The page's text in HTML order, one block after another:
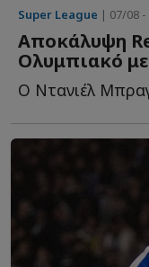
Super League | 07/08 -
Αποκάλυψη
Ολυμπιακό